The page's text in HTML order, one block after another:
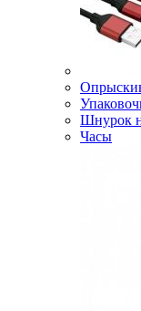
Шнурок
Часы